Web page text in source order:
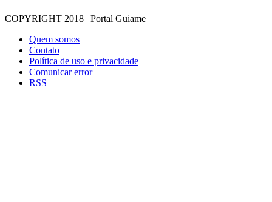
COPYRIGHT 2018 | Portal Guiame
Quem somos
Contato
Política de uso e privacidade
Comunicar error
RSS